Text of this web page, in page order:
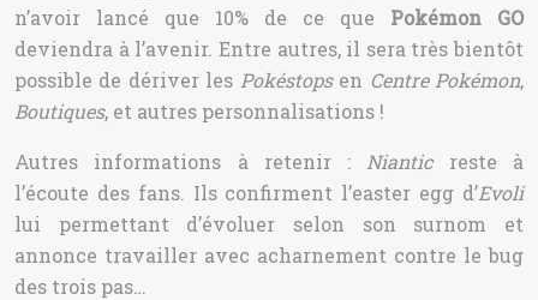
n’avoir lancé que 10% de ce que Pokémon GO
deviendra à l’avenir. Entre autres, il sera très bientôt
possible de dériver les Pokéstopsen Centre Pokémon,
Boutiques, et autres personnalisations !
Autres informations à retenir : Nianticreste à
l’écoute des fans. Ils confirment l’easter egg d’Evoli
lui permettant d’évoluer selon son surnom et
annonce travailler avec acharnement contre le bug
des trois pas…